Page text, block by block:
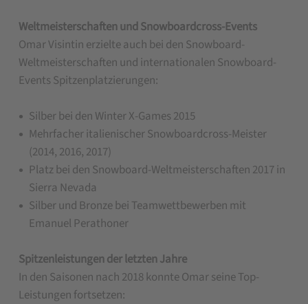
Weltmeisterschaften und Snowboardcross-Events
Omar Visintin erzielte auch bei den Snowboard-
Weltmeisterschaften und internationalen Snowboard-
Events Spitzenplatzierungen:
Silber bei den Winter X-Games 2015
Mehrfacher italienischer Snowboardcross-Meister
(2014, 2016, 2017)
Platz bei den Snowboard-Weltmeisterschaften 2017 in
Sierra Nevada
Silber und Bronze bei Teamwettbewerben mit
Emanuel Perathoner
Spitzenleistungen der letzten Jahre
In den Saisonen nach 2018 konnte Omar seine Top-
Leistungen fortsetzen: